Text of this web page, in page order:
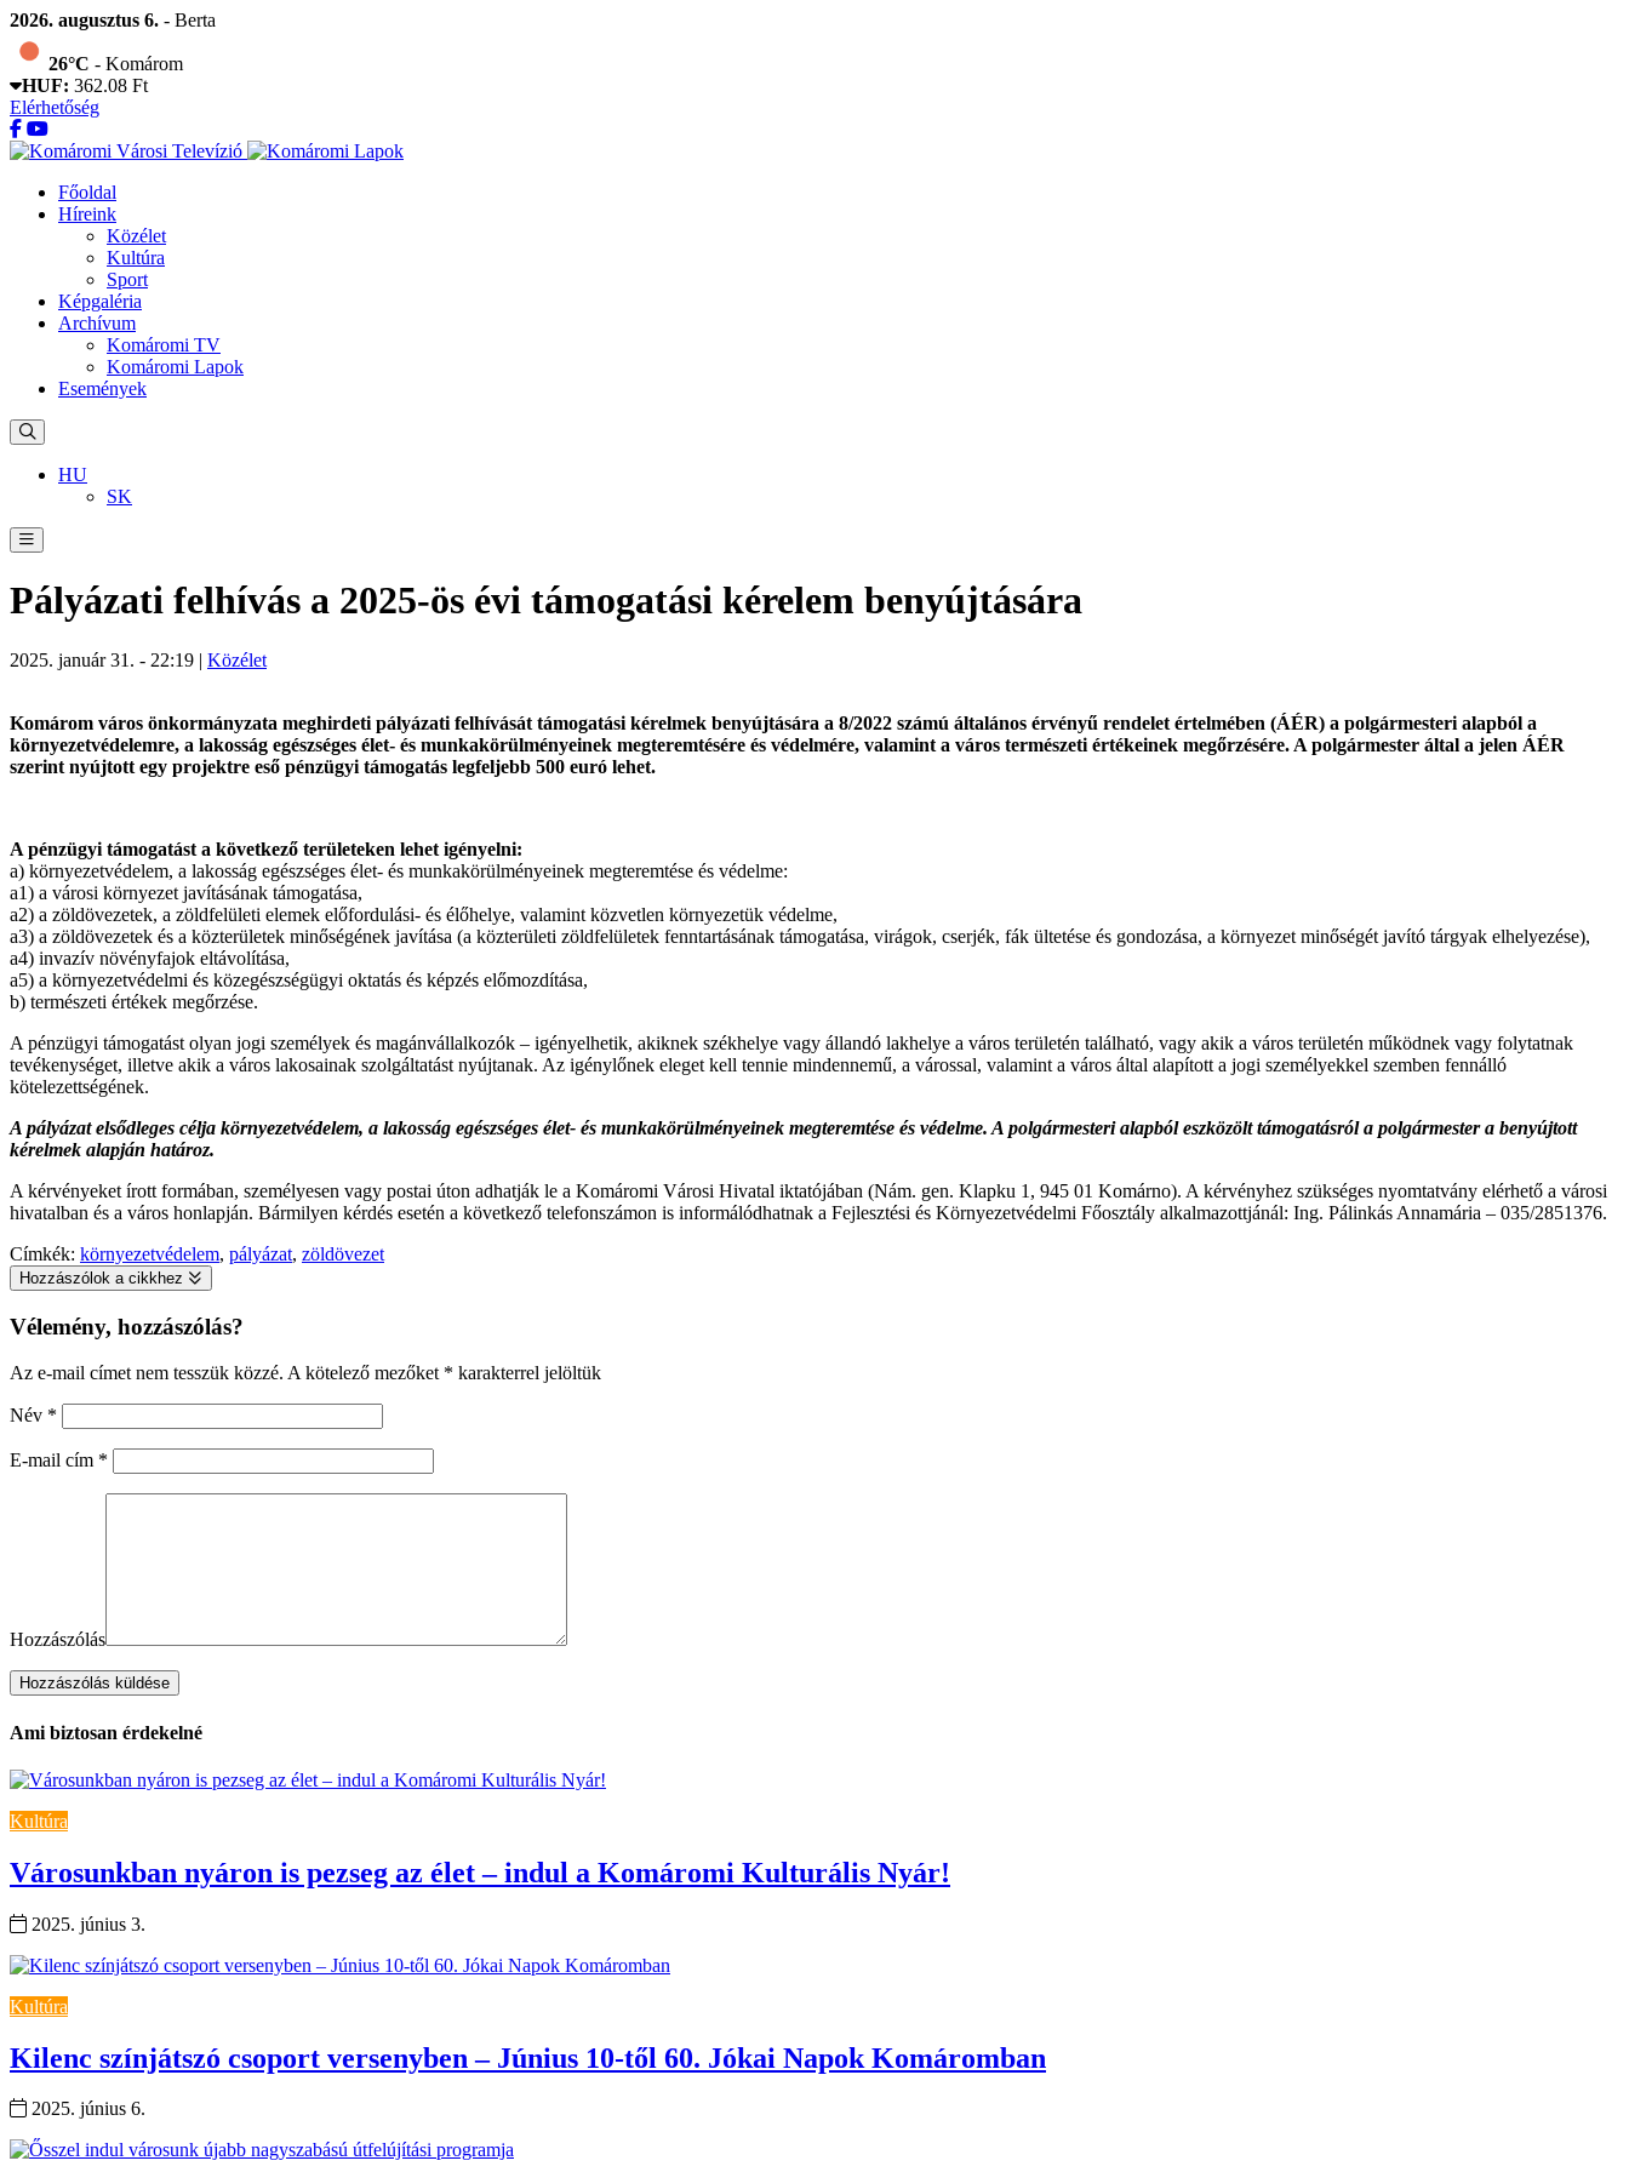
2026. augusztus 6. - Berta
26°C - Komárom
HUF: 362.08 Ft
Elérhetőség
Főoldal
Híreink
Közélet
Kultúra
Sport
Képgaléria
Archívum
Komáromi TV
Komáromi Lapok
Események
HU
SK
Pályázati felhívás a 2025-ös évi támogatási kérelem benyújtására
2025. január 31. - 22:19 | Közélet
Komárom város önkormányzata meghirdeti pályázati felhívását támogatási kérelmek benyújtására a 8/2022 számú általános érvényű rendelet értelmében (ÁÉR) a polgármesteri alapból a
környezetvédelemre, a lakosság egészséges élet- és munkakörülményeinek megteremtésére és védelmére, valamint a város természeti értékeinek megőrzésére. A polgármester által a jelen ÁÉR
szerint nyújtott egy projektre eső pénzügyi támogatás legfeljebb 500 euró lehet.
A pénzügyi támogatást a következő területeken lehet igényelni:
a) környezetvédelem, a lakosság egészséges élet- és munkakörülményeinek megteremtése és védelme:
a1) a városi környezet javításának támogatása,
a2) a zöldövezetek, a zöldfelületi elemek előfordulási- és élőhelye, valamint közvetlen környezetük védelme,
a3) a zöldövezetek és a közterületek minőségének javítása (a közterületi zöldfelületek fenntartásának támogatása, virágok, cserjék, fák ültetése és gondozása, a környezet minőségét javító tárgyak elhelyezése),
a4) invazív növényfajok eltávolítása,
a5) a környezetvédelmi és közegészségügyi oktatás és képzés előmozdítása,
b) természeti értékek megőrzése.
A pénzügyi támogatást olyan jogi személyek és magánvállalkozók – igényelhetik, akiknek székhelye vagy állandó lakhelye a város területén található, vagy akik a város területén működnek vagy folytatnak
tevékenységet, illetve akik a város lakosainak szolgáltatást nyújtanak. Az igénylőnek eleget kell tennie mindennemű, a várossal, valamint a város által alapított a jogi személyekkel szemben fennálló
kötelezettségének.
A pályázat elsődleges célja környezetvédelem, a lakosság egészséges élet- és munkakörülményeinek megteremtése és védelme. A polgármesteri alapból eszközölt támogatásról a polgármester a benyújtott
kérelmek alapján határoz.
A kérvényeket írott formában, személyesen vagy postai úton adhatják le a Komáromi Városi Hivatal iktatójában (Nám. gen. Klapku 1, 945 01 Komárno). A kérvényhez szükséges nyomtatvány elérhető a városi
hivatalban és a város honlapján. Bármilyen kérdés esetén a következő telefonszámon is informálódhatnak a Fejlesztési és Környezetvédelmi Főosztály alkalmazottjánál: Ing. Pálinkás Annamária – 035/2851376.
Címkék: környezetvédelem, pályázat, zöldövezet
Hozzászólok a cikkhez
Vélemény, hozzászólás?
Az e-mail címet nem tesszük közzé. A kötelező mezőket * karakterrel jelöltük
Név *
E-mail cím *
Hozzászólás
Ami biztosan érdekelné
Kultúra
Városunkban nyáron is pezseg az élet – indul a Komáromi Kulturális Nyár!
2025. június 3.
Kultúra
Kilenc színjátszó csoport versenyben – Június 10-től 60. Jókai Napok Komáromban
2025. június 6.